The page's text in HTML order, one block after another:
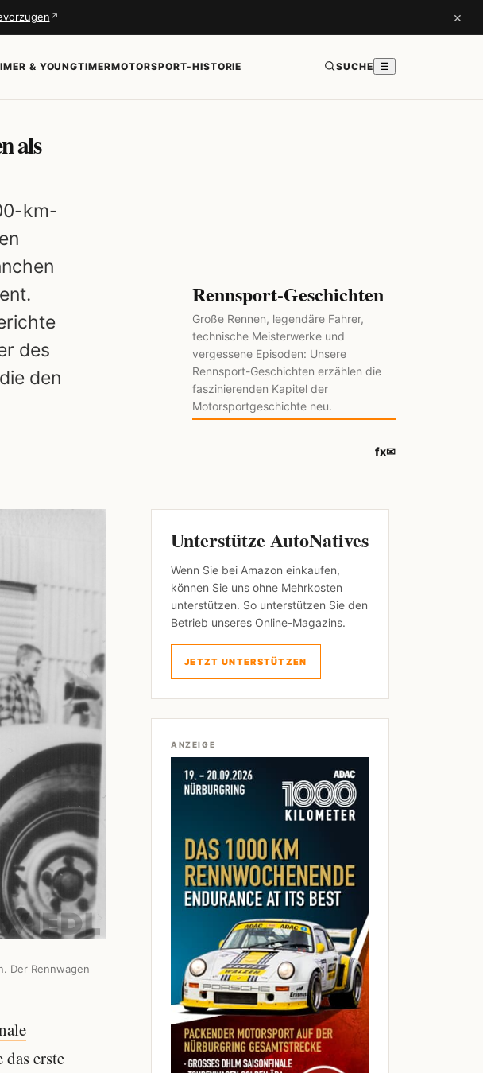
↗ ×
& YOUNGTIMERMOTORSPORT-HISTORIE SUCHE ☰
als
km-
des
den
Rennsport-Geschichten
Große Rennen, legendäre Fahrer,
technische Meisterwerke und
vergessene Episoden: Unsere
Rennsport-Geschichten erzählen die
faszinierenden Kapitel der
Motorsportgeschichte neu.
fx✉
Der Rennwagen
erste
Unterstütze AutoNatives
Wenn Sie bei Amazon einkaufen,
können Sie uns ohne Mehrkosten
unterstützen. So unterstützen Sie den
Betrieb unseres Online-Magazins.
JETZT UNTERSTÜTZEN
ANZEIGE